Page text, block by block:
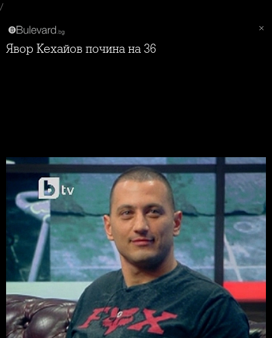
/
Явор Кехайов почина на 36